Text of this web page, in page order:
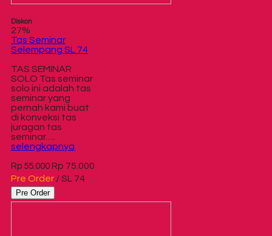
Diskon
27%
Tas Seminar
Selempang SL 74
TAS SEMINAR
SOLO Tas seminar
solo ini adalah tas
seminar yang
pernah kami buat
di konveksi tas
juragan tas
seminar….
selengkapnya
Rp 55.000 Rp 75.000
Pre Order / SL 74
Pre Order